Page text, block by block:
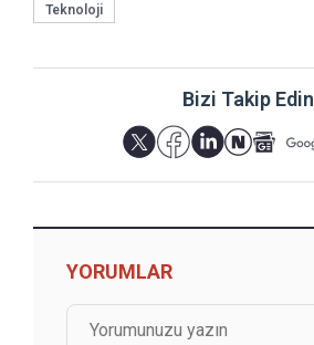
Teknoloji
Bizi Takip Edin
YORUMLAR